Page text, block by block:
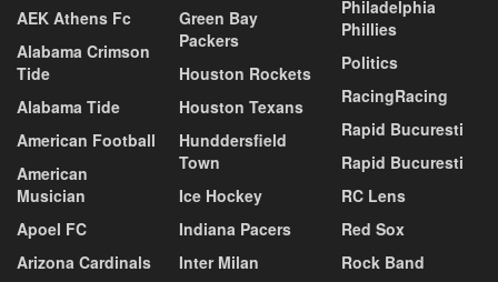
AEK Athens Fc
Alabama Crimson
Tide
Alabama Tide
American Football
American
Musician
Apoel FC
Arizona Cardinals
Green Bay
Packers
Houston Rockets
Houston Texans
Hunddersfield
Town
Ice Hockey
Indiana Pacers
Inter Milan
Philadelphia
Phillies
Politics
RacingRacing
Rapid Bucuresti
Rapid Bucuresti
RC Lens
Red Sox
Rock Band